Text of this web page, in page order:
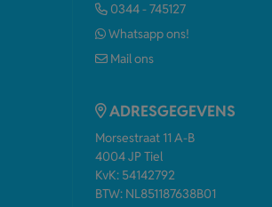
0344 - 745127
Whatsapp ons!
Mail ons
ADRESGEGEVENS
Morsestraat 11 A-B
4004 JP Tiel
KvK: 54142792
BTW: NL851187638B01